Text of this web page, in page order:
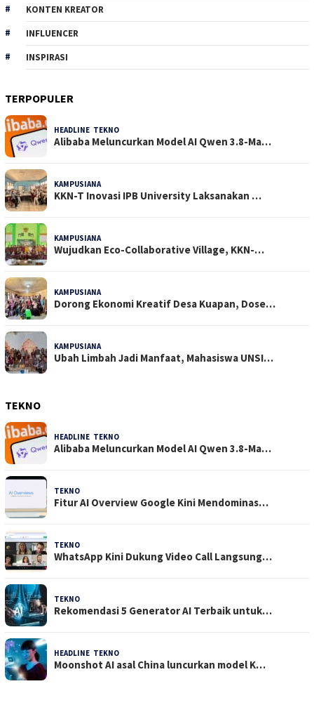
KONTEN KREATOR
INFLUENCER
INSPIRASI
TERPOPULER
HEADLINE TEKNO
Alibaba Meluncurkan Model AI Qwen 3.8-Ma…
KAMPUSIANA
KKN-T Inovasi IPB University Laksanakan …
KAMPUSIANA
Wujudkan Eco-Collaborative Village, KKN-…
KAMPUSIANA
Dorong Ekonomi Kreatif Desa Kuapan, Dose…
KAMPUSIANA
Ubah Limbah Jadi Manfaat, Mahasiswa UNSI…
TEKNO
HEADLINE TEKNO
Alibaba Meluncurkan Model AI Qwen 3.8-Ma…
TEKNO
Fitur AI Overview Google Kini Mendominas…
TEKNO
WhatsApp Kini Dukung Video Call Langsung…
TEKNO
Rekomendasi 5 Generator AI Terbaik untuk…
HEADLINE TEKNO
Moonshot AI asal China luncurkan model K…